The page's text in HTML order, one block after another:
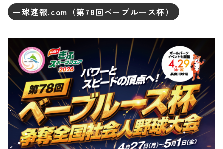
一球速報.com（第78回ベーブルース杯）